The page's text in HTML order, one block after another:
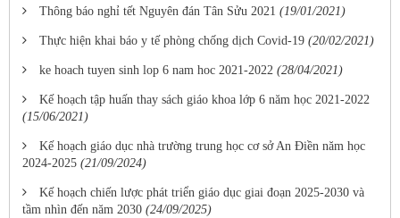
Thông báo nghỉ tết Nguyên đán Tân Sửu 2021 (19/01/2021)
Thực hiện khai báo y tế phòng chống dịch Covid-19 (20/02/2021)
ke hoach tuyen sinh lop 6 nam hoc 2021-2022 (28/04/2021)
Kế hoạch tập huấn thay sách giáo khoa lớp 6 năm học 2021-2022
(15/06/2021)
Kế hoạch giáo dục nhà trường trung học cơ sở An Điền năm học
2024-2025 (21/09/2024)
Kế hoạch chiến lược phát triển giáo dục giai đoạn 2025-2030 và
tầm nhìn đến năm 2030 (24/09/2025)